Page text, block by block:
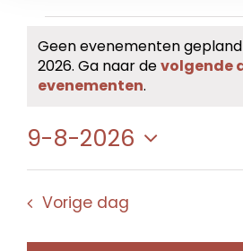
Evenementen
in
9
augustus
2026
Bericht
Geen evenementen
2026. Ga naar devolgende
evenementen.
9-8-2026
Selecteer
datum.
Vorige dag